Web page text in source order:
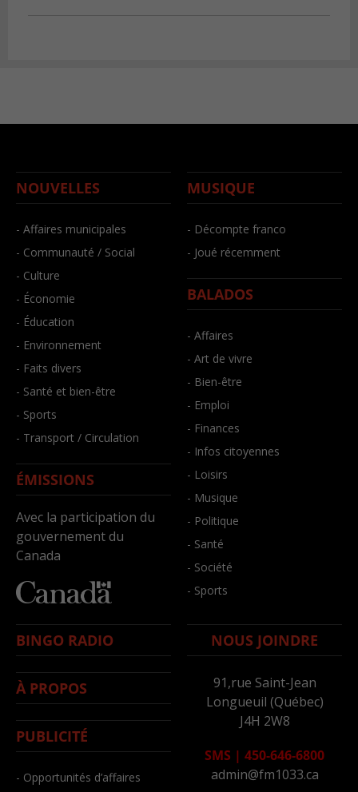
NOUVELLES
- Affaires municipales
- Communauté / Social
- Culture
- Économie
- Éducation
- Environnement
- Faits divers
- Santé et bien-être
- Sports
- Transport / Circulation
ÉMISSIONS
Avec la participation du
gouvernement du
Canada
MUSIQUE
- Décompte franco
- Joué récemment
BALADOS
- Affaires
- Art de vivre
- Bien-être
- Emploi
- Finances
- Infos citoyennes
- Loisirs
- Musique
- Politique
- Santé
- Société
- Sports
BINGO RADIO
À PROPOS
PUBLICITÉ
- Opportunités d’affaires
NOUS JOINDRE
91,rue Saint-Jean
Longueuil (Québec)
J4H 2W8
SMS | 450-646-6800
admin@fm1033.ca